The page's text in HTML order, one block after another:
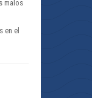
malos
en el